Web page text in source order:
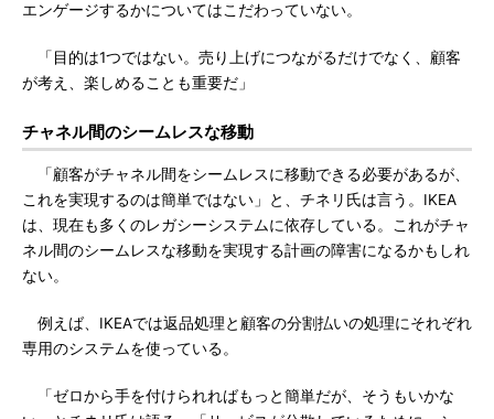
エンゲージするかについてはこだわっていない。
「目的は1つではない。売り上げにつながるだけでなく、顧客
が考え、楽しめることも重要だ」
チャネル間のシームレスな移動
「顧客がチャネル間をシームレスに移動できる必要があるが、
これを実現するのは簡単ではない」と、チネリ氏は言う。IKEA
は、現在も多くのレガシーシステムに依存している。これがチャ
ネル間のシームレスな移動を実現する計画の障害になるかもしれ
ない。
例えば、IKEAでは返品処理と顧客の分割払いの処理にそれぞれ
専用のシステムを使っている。
「ゼロから手を付けられればもっと簡単だが、そうもいかな